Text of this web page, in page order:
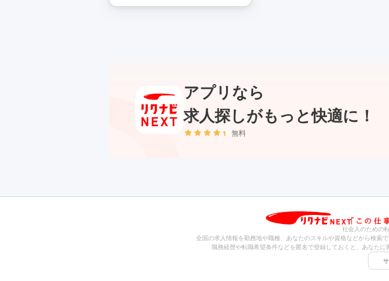
アプリなら
求人探しがもっと快適に！
無料
社会人のための
全国の求人情報を勤務地や職種、あなたのスキルや資格などから検索
職務経歴や転職希望条件などを匿名で登録しておくと、あなた